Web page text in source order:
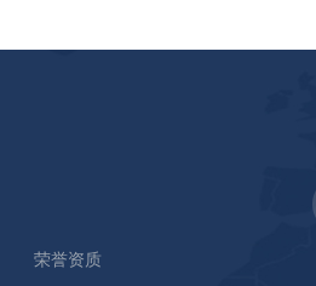
荣誉资质